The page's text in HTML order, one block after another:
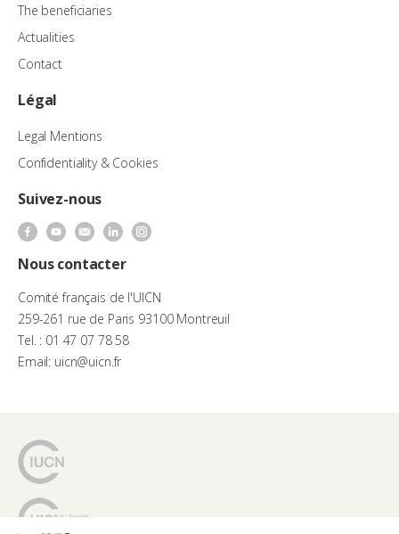
The beneficiaries
Actualities
Contact
Légal
Legal Mentions
Confidentiality & Cookies
Suivez-nous
Nous contacter
Comité français de l'UICN
259-261 rue de Paris 93100 Montreuil
Tel. : 01 47 07 78 58
Email: uicn@uicn.fr